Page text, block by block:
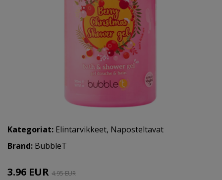
Kategoriat: Elintarvikkeet, Naposteltavat
Brand: BubbleT
3.96 EUR 4.95 EUR